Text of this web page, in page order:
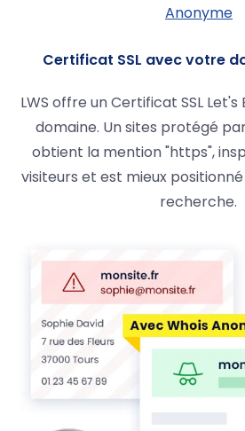
Anonyme
Certificat SSL avec votre
LWS offre un Certificat SSL
domaine. Un sites protégé
obtient la mention "https",
visiteurs et est mieux
recherche.